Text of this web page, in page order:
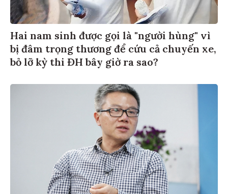
Hai nam sinh được gọi là "người hùng" vì
bị đâm trọng thương để cứu cả chuyến xe,
bỏ lỡ kỳ thi ĐH bây giờ ra sao?